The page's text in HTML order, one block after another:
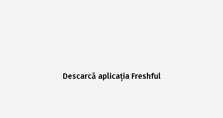
Descarcă aplicația Freshful